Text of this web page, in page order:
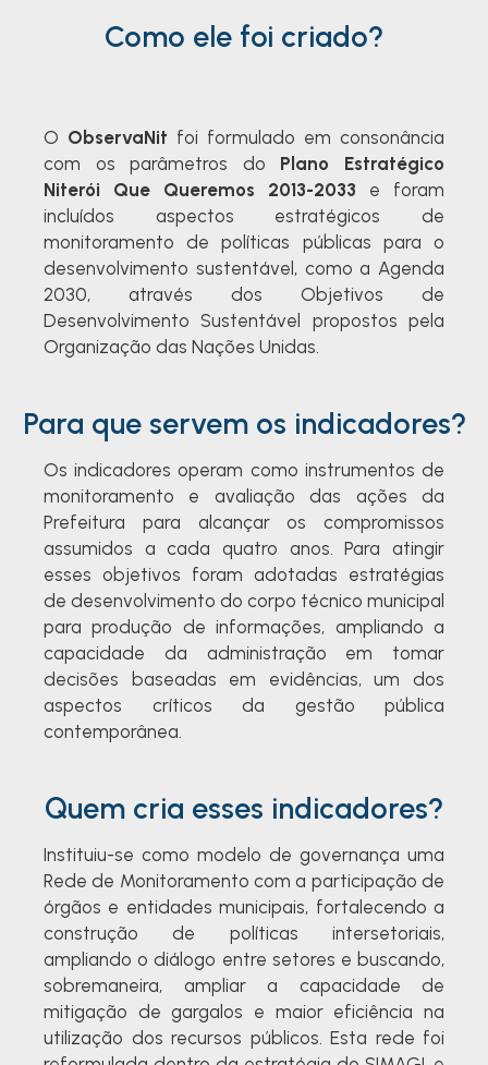
Como ele foi criado?
O ObservaNit foi formulado em consonância
com os parâmetros do Plano Estratégico
Niterói Que Queremos 2013-2033 e foram
incluídos aspectos estratégicos de
monitoramento de políticas públicas para o
desenvolvimento sustentável, como a Agenda
2030, através dos Objetivos de
Desenvolvimento Sustentável propostos pela
Organização das Nações Unidas
Para que servem os indicadores?
Os indicadores operam como instrumentos de
monitoramento e avaliação das ações da
Prefeitura para alcançar os compromissos
assumidos a cada quatro anos. Para atingir
esses objetivos foram adotadas estratégias
de desenvolvimento do corpo técnico municipal
para produção de informações, ampliando a
capacidade da administração em tomar
decisões baseadas em evidências, um dos
aspectos críticos da gestão pública
contemporânea.
Quem cria esses indicadores?
Instituiu-se como modelo de governança uma
Rede de Monitoramento com a participação de
órgãos e entidades municipais, fortalecendo a
construção de políticas intersetoriais,
ampliando o diálogo entre setores e buscando,
sobremaneira, ampliar a capacidade de
mitigação de gargalos e maior eficiência na
utilização dos recursos públicos. Esta rede foi